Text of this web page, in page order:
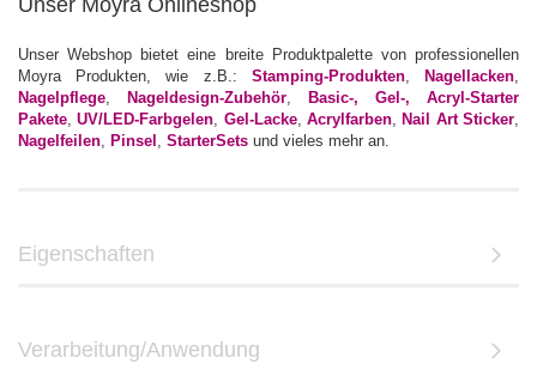
Unser Webshop bietet eine breite Produktpalette von professionellen
Moyra Produkten, wie z.B.: Stamping-Produkten, Nagellacken
Nagelpflege
Nageldesign-Zubehör
Basic-, Gel-, Acryl-Starter
Pakete ,UV/LED-Farbgelen Gel-Lacke,Acrylfarben ,Nail Art Sticker
Nagelfeilen Pinsel StarterSets und vieles mehr an.
Eigenschaften
Verarbeitung/Anwendung